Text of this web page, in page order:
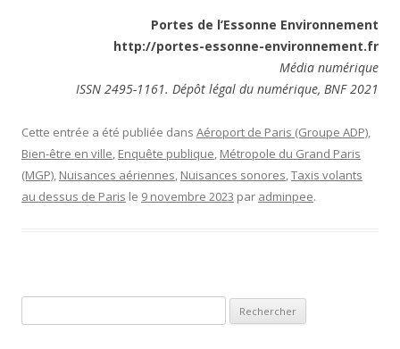
Portes de l’Essonne Environnement
http://portes-essonne-environnement.fr
Média numérique
ISSN 2495-1161. Dépôt légal du numérique, BNF 2021
Cette entrée a été publiée dans Aéroport de Paris (Groupe ADP),
Bien-être en ville, Enquête publique, Métropole du Grand Paris
(MGP), Nuisances aériennes, Nuisances sonores,Taxis volants
au dessus de Paris le 9 novembre 2023 par adminpee.